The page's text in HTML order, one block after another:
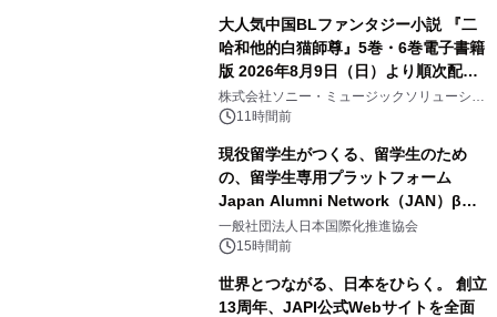
大人気中国BLファンタジー小説 『二
哈和他的白猫師尊』5巻・6巻電子書籍
版 2026年8月9日（日）より順次配信
開始
株式会社ソニー・ミュージックソリューショ
ンズ11時間前
現役留学生がつくる、留学生のため
の、留学生専用プラットフォーム
Japan Alumni Network（JAN）β版
をリリース
一般社団法人日本国際化推進協会
15時間前
世界とつながる、日本をひらく。 創立
13周年、JAPI公式Webサイトを全面